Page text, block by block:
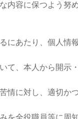
内容に保つよう努
にあたり、個人情
て、本人から開示
情に対し、適切か